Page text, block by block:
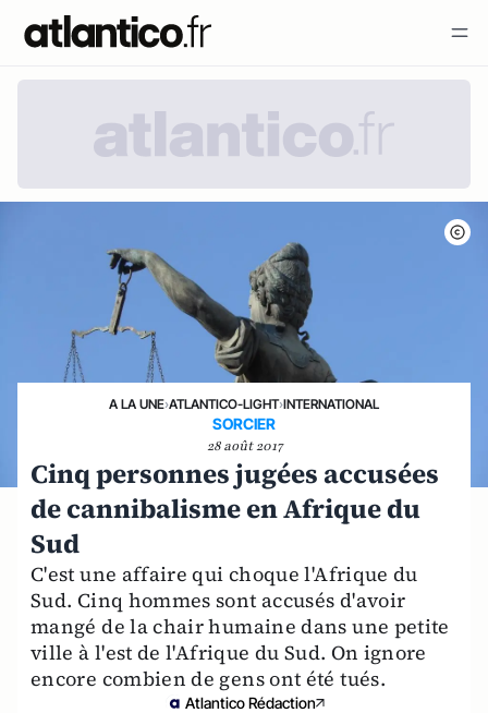
A LA UNE›ATLANTICO-LIGHT›INTERNATIONAL
SORCIER
28 août 2017
Cinq personnes jugées accusées
de cannibalisme en Afrique du
Sud
C'est une affaire qui choque l'Afrique du
Sud. Cinq hommes sont accusés d'avoir
mangé de la chair humaine dans une petite
ville à l'est de l'Afrique du Sud. On ignore
encore combien de gens ont été tués.
Atlantico Rédaction